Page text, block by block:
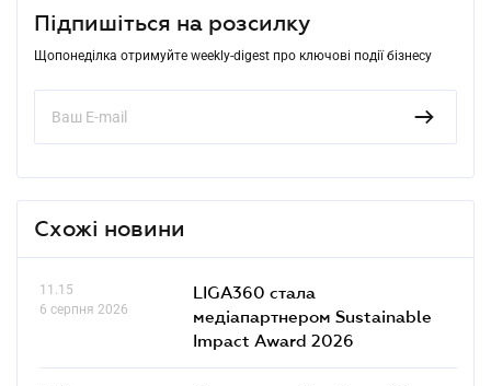
Підпишіться на розсилку
Щопонеділка отримуйте weekly-digest про ключові події бізнесу
Схожі новини
11.15
6 серпня 2026
LIGA360 стала
медіапартнером Sustainable
Impact Award 2026